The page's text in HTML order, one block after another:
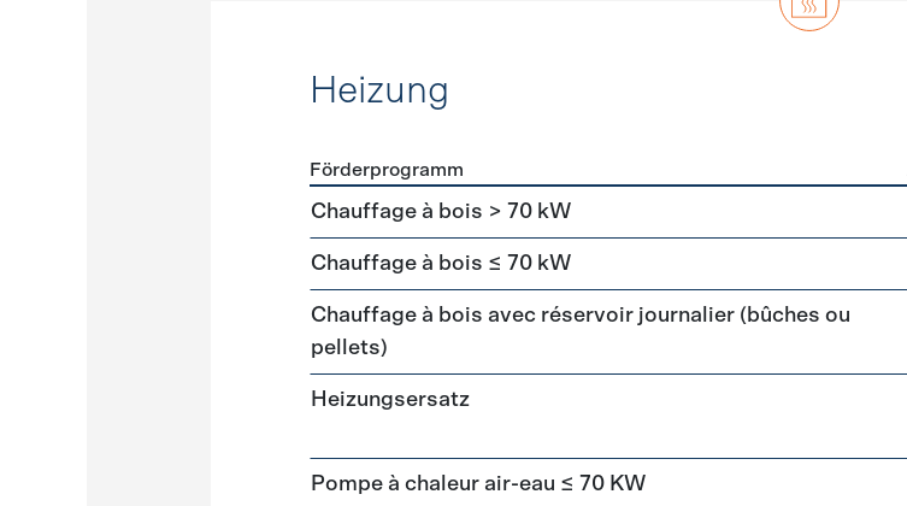
Heizung
Förderprogramme Heizung
Förderprogramm
Chauffage à bois > 70 kW
Chauffage à bois ≤ 70 kW
Chauffage à bois avec réservoir journalier (bûches ou
pellets)
Heizungsersatz
Pompe à chaleur air-eau ≤ 70 KW